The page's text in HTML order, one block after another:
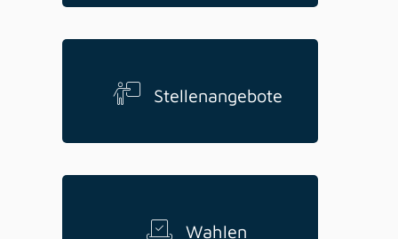
Stellenangebote
Wahlen